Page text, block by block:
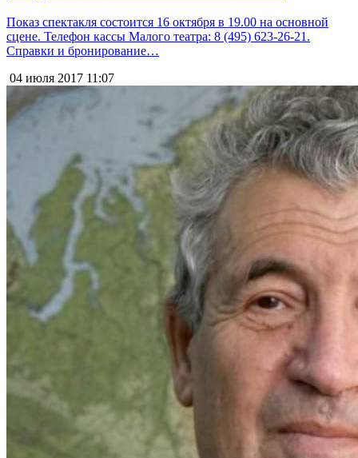
Показ спектакля состоится 16 октября в 19.00 на основной
сцене. Телефон кассы Малого театра: 8 (495) 623-26-21.
Справки и бронирование…
04 июля 2017 11:07